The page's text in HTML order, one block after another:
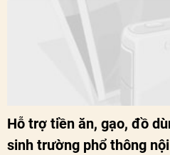
Hỗ trợ tiền ăn, gạo, đồ
sinh trường phổ thông